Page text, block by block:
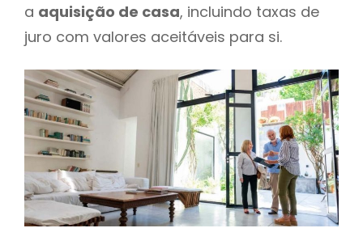
a aquisição de casa, incluindo taxas de
juro com valores aceitáveis para si.